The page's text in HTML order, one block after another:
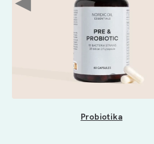
Probiotika